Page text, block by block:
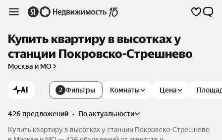
Купить квартиру в высотках у
станции Покровско-Стрешнево
Москва и МО
AI 2 Фильтры Комнаты Цена
426 предложений •
по актуальности
Купить квартиру в высотках у станции Покровско-Стрешнево